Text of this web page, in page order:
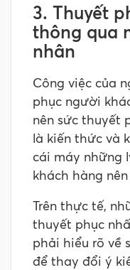
3. Thuyết
thông qua
nhân
Công việc của
phục người
nên sức thuyết
là kiến thức và
cái máy những
khách hàng
Trên thực tế,
thuyết phục
phải hiểu rõ về
để thay đổi ý